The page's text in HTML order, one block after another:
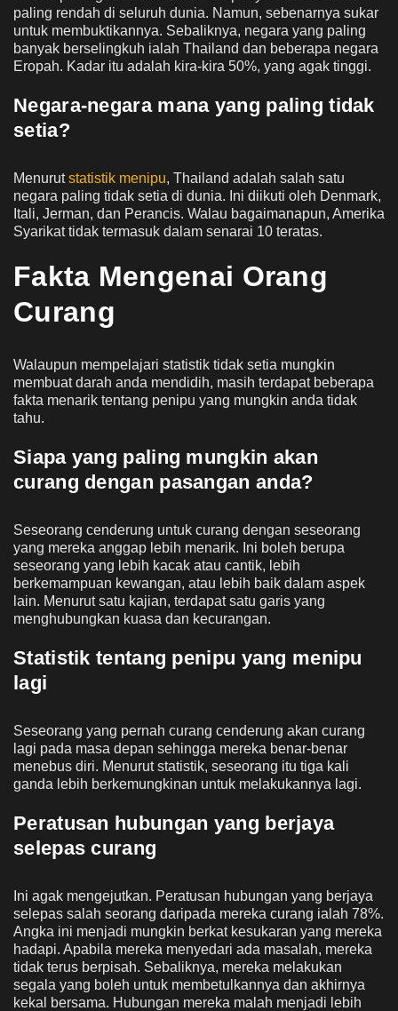
paling rendah di seluruh dunia. Namun, sebenarnya sukar
untuk membuktikannya. Sebaliknya, negara yang paling
banyak berselingkuh ialah Thailand dan beberapa negara
Eropah. Kadar itu adalah kira-kira 50%, yang agak tinggi.
Negara-negara mana yang paling tidak
setia?
Menurutstatistik menipu, Thailand adalah salah satu
negara paling tidak setia di dunia. Ini diikuti oleh Denmark,
Itali, Jerman, dan Perancis. Walau bagaimanapun, Amerika
Syarikat tidak termasuk dalam senarai 10 teratas.
Fakta Mengenai Orang
Curang
Walaupun mempelajari statistik tidak setia mungkin
membuat darah anda mendidih, masih terdapat beberapa
fakta menarik tentang penipu yang mungkin anda tidak
tahu.
Siapa yang paling mungkin akan
curang dengan pasangan anda?
Seseorang cenderung untuk curang dengan seseorang
yang mereka anggap lebih menarik. Ini boleh berupa
seseorang yang lebih kacak atau cantik, lebih
berkemampuan kewangan, atau lebih baik dalam aspek
lain. Menurut satu kajian, terdapat satu garis yang
menghubungkan kuasa dan kecurangan.
Statistik tentang penipu yang menipu
lagi
Seseorang yang pernah curang cenderung akan curang
lagi pada masa depan sehingga mereka benar-benar
menebus diri. Menurut statistik, seseorang itu tiga kali
ganda lebih berkemungkinan untuk melakukannya lagi.
Peratusan hubungan yang berjaya
selepas curang
Ini agak mengejutkan. Peratusan hubungan yang berjaya
selepas salah seorang daripada mereka curang ialah 78%.
Angka ini menjadi mungkin berkat kesukaran yang mereka
hadapi. Apabila mereka menyedari ada masalah, mereka
tidak terus berpisah. Sebaliknya, mereka melakukan
segala yang boleh untuk membetulkannya dan akhirnya
kekal bersama. Hubungan mereka malah menjadi lebih